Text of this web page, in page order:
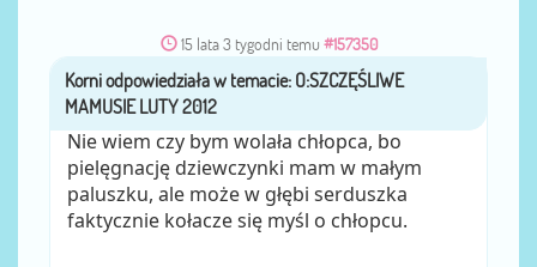
15 lata 3 tygodni temu #157350
przezKorni
Nie wiem czy bym wolała chłopca, bo
pielęgnację dziewczynki mam w małym
paluszku, ale może w głębi serduszka
faktycznie kołacze się myśl o chłopcu.